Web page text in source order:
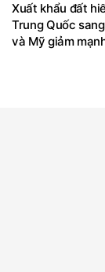
Xuất khẩu đất
Trung Quốc
và Mỹ giảm